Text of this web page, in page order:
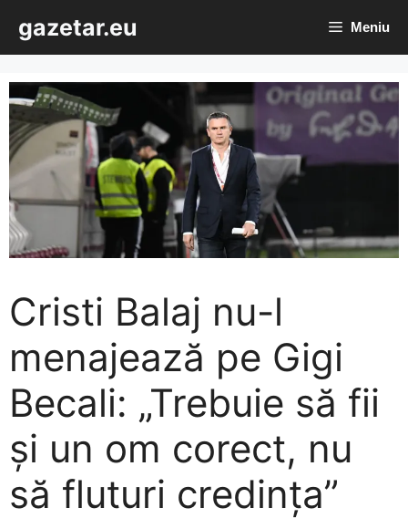
conținut
gazetar.eu Meniu
Cristi Balaj nu-l
menajează pe Gigi
Becali: „Trebuie să fii
și un om corect, nu
să fluturi credința”